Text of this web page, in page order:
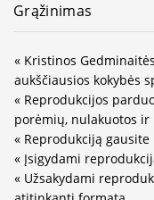
Grąžinimas
« Kristinos
aukščiausios kokybės
« Reprodukcijos
porėmių, nulakuotos
« Reprodukciją
« Įsigydami
« Užsakydami